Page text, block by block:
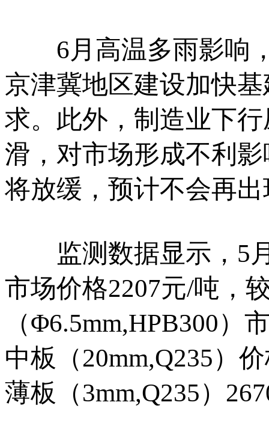
6月高温多雨影响，
京津冀地区建设加快
求。此外，制造业下
滑，对市场形成不利
将放缓，预计不会再
监测数据显示，5月
市场价格2207元/吨，
（Φ6.5mm,HPB300）
中板（20mm,Q235）
薄板（3mm,Q235）